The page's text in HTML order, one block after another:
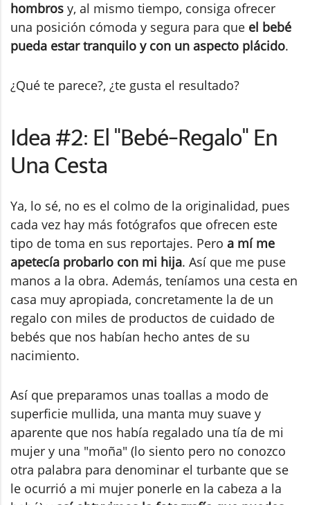
hombros y, al mismo tiempo, consiga ofrecer
una posición cómoda y segura para que el bebé
pueda estar tranquilo y con un aspecto plácido.
¿Qué te parece?, ¿te gusta el resultado?
Idea #2: El "Bebé-Regalo" En
Una Cesta
Ya, lo sé, no es el colmo de la originalidad, pues
cada vez hay más fotógrafos que ofrecen este
tipo de toma en sus reportajes. Pero a mí me
apetecía probarlo con mi hija. Así que me puse
manos a la obra. Además, teníamos una cesta en
casa muy apropiada, concretamente la de un
regalo con miles de productos de cuidado de
bebés que nos habían hecho antes de su
nacimiento.
Así que preparamos unas toallas a modo de
superficie mullida, una manta muy suave y
aparente que nos había regalado una tía de mi
mujer y una "moña" (lo siento pero no conozco
otra palabra para denominar el turbante que se
le ocurrió a mi mujer ponerle en la cabeza a la